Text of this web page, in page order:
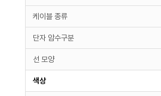
케이블 종류
단자 암수구분
선 모양
색상